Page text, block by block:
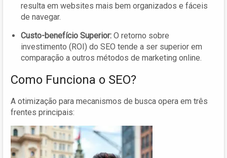
resulta em websites mais bem organizados e fáceis
de navegar.
Custo-benefício Superior: O retorno sobre
investimento (ROI) do SEO tende a ser superior em
comparação a outros métodos de marketing online.
Como Funciona o SEO?
A otimização para mecanismos de busca opera em três
frentes principais: